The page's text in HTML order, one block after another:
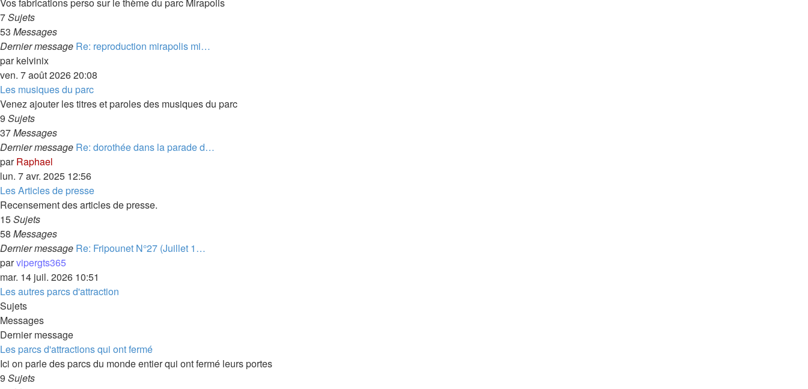
7Sujets
53 Messages
Dernier message Re: reproduction mirapolis mi…
parkelvinix
ven. 7 août 2026 20:08
Les musiques du parc
Venez ajouter les titres et paroles des musiques du parc
9 Sujets
37Messages
Dernier message Re: dorothée dans la parade d…
parRaphael
lun. 7 avr. 2025 12:56
Les Articles de presse
Recensement des articles de presse.
15Sujets
58 Messages
Dernier message Re: Fripounet N°27 (Juillet 1…
parvipergts365
mar. 14 juil. 2026 10:51
Les autres parcs d'attraction
Sujets
Messages
Dernier message
Les parcs d'attractions qui ont fermé
Ici on parle des parcs du monde entier qui ont fermé leurs portes
9 Sujets